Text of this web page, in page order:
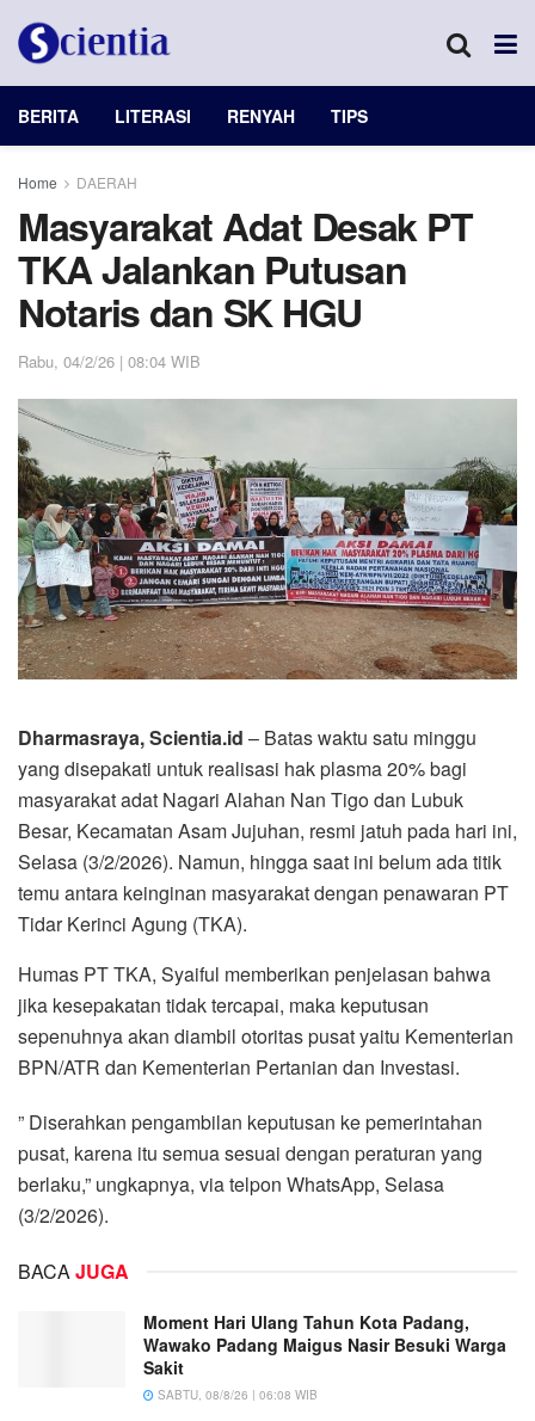
BERITA LITERASI RENYAH TIPS
Home DAERAH
Masyarakat Adat Desak PT
TKA Jalankan Putusan
Notaris dan SK HGU
Rabu, 04/2/26 | 08:04 WIB
Dharmasraya, Scientia.id – Batas waktu satu minggu
yang disepakati untuk realisasi hak plasma 20% bagi
masyarakat adat Nagari Alahan Nan Tigo dan Lubuk
Besar, Kecamatan Asam Jujuhan, resmi jatuh pada hari ini,
Selasa (3/2/2026). Namun, hingga saat ini belum ada titik
temu antara keinginan masyarakat dengan penawaran PT
Tidar Kerinci Agung (TKA).
Humas PT TKA, Syaiful memberikan penjelasan bahwa
jika kesepakatan tidak tercapai, maka keputusan
sepenuhnya akan diambil otoritas pusat yaitu Kementerian
BPN/ATR dan Kementerian Pertanian dan Investasi.
” Diserahkan pengambilan keputusan ke pemerintahan
pusat, karena itu semua sesuai dengan peraturan yang
berlaku,” ungkapnya, via telpon WhatsApp, Selasa
(3/2/2026).
BACAJUGA
Moment Hari Ulang Tahun Kota Padang,
Wawako Padang Maigus Nasir Besuki Warga
Sakit
SABTU, 08/8/26 | 06:08 WIB